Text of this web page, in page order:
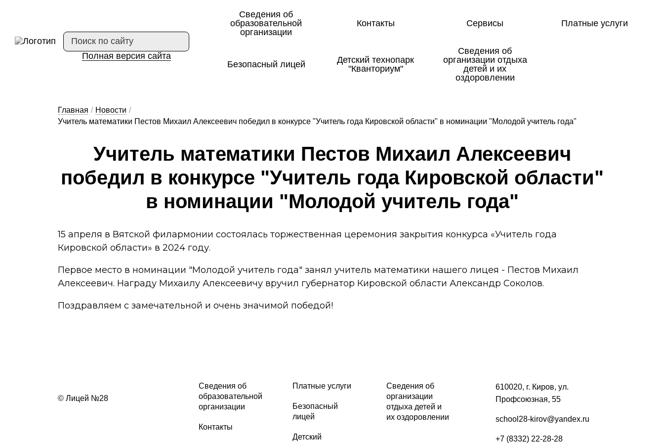
Полная версия сайта
Сведения об
образовательной
организации
Контакты Сервисы Платные услуги
Безопасный лицей
Детский технопарк
"Кванториум"
Сведения об
организации отдыха
детей и их
оздоровлении
Главная / Новости /
Учитель математики Пестов Михаил Алексеевич победил в конкурсе "Учитель года Кировской области" в номинации "Молодой учитель года"
У­чи­тель ма­те­ма­ти­ки Пес­тов Ми­ха­ил А­лек­се­е­вич
по­бе­дил в кон­курсе "У­чи­тель го­да Ки­ров­ской об­ласти"
в но­ми­на­ции "Мо­ло­дой у­чи­тель го­да"
15 апреля в Вятской филармонии состоялась торжественная церемония закрытия конкурса «Учитель года
Кировской области» в 2024 году.
Первое место в номинации "Молодой учитель года" занял учитель математики нашего лицея - Пестов Михаил
Алексеевич. Награду Михаилу Алексеевичу вручил губернатор Кировской области Александр Соколов.
Поздравляем с замечательной и очень значимой победой!
© Лицей №28
Сведения об
образовательной
организации
Контакты
Платные услуги
Безопасный
лицей
Детский
Сведения об
организации
отдыха детей и
их оздоровлении
610020, г. Киров, ул.
Профсоюзная, 55
school28-kirov@yandex.ru
+7 (8332) 22-28-28